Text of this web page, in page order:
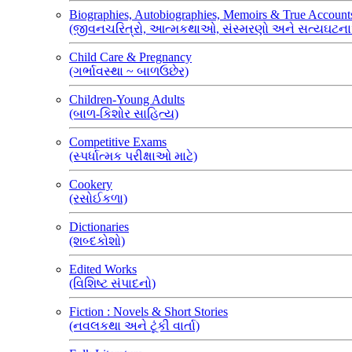
Biographies, Autobiographies, Memoirs & True
(જીવનચરિત્રો, આત્મકથાઓ, સંસ્મરણો અને
Child Care & Pregnancy
(ગર્ભાવસ્થા ~ બાળઉછેર)
Children-Young Adults
(બાળ-કિશોર સાહિત્ય)
Competitive Exams
(સ્પર્ધાત્મક પરીક્ષાઓ માટે)
Cookery
(રસોઈકળા)
Dictionaries
(શબ્દકોશો)
Edited Works
(વિશિષ્ટ સંપાદનો)
Fiction : Novels & Short Stories
(નવલકથા અને ટૂંકી વાર્તા)